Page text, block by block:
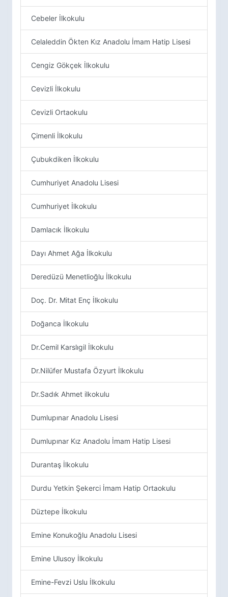
Cebeler İlkokulu
Celaleddin Ökten Kız Anadolu İmam Hatip Lisesi
Cengiz Gökçek İlkokulu
Cevizli İlkokulu
Cevizli Ortaokulu
Çimenli İlkokulu
Çubukdiken İlkokulu
Cumhuriyet Anadolu Lisesi
Cumhuriyet İlkokulu
Damlacık İlkokulu
Dayı Ahmet Ağa İlkokulu
Deredüzü Menetlioğlu İlkokulu
Doç. Dr. Mitat Enç İlkokulu
Doğanca İlkokulu
Dr.Cemil Karslıgil İlkokulu
Dr.Nilüfer Mustafa Özyurt İlkokulu
Dr.Sadık Ahmet ilkokulu
Dumlupınar Anadolu Lisesi
Dumlupınar Kız Anadolu İmam Hatip Lisesi
Durantaş İlkokulu
Durdu Yetkin Şekerci İmam Hatip Ortaokulu
Düztepe İlkokulu
Emine Konukoğlu Anadolu Lisesi
Emine Ulusoy İlkokulu
Emine-Fevzi Uslu İlkokulu